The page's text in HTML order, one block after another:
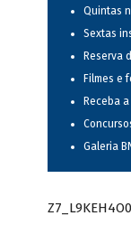
Quintas
Sextas
Reserva
Filmes e
Receba
Galeria